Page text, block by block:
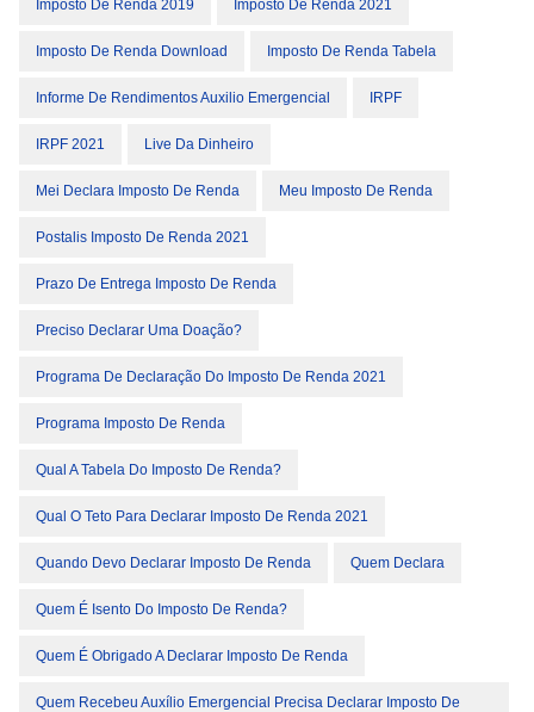
Imposto De Renda 2019 Imposto De Renda 2021
Imposto De Renda Download Imposto De Renda Tabela
Informe De Rendimentos Auxilio Emergencial IRPF
IRPF 2021 Live Da Dinheiro
Mei Declara Imposto De Renda Meu Imposto De Renda
Postalis Imposto De Renda 2021
Prazo De Entrega Imposto De Renda
Preciso Declarar Uma Doação?
Programa De Declaração Do Imposto De Renda 2021
Programa Imposto De Renda
Qual A Tabela Do Imposto De Renda?
Qual O Teto Para Declarar Imposto De Renda 2021
Quando Devo Declarar Imposto De Renda Quem Declara
Quem É Isento Do Imposto De Renda?
Quem É Obrigado A Declarar Imposto De Renda
Quem Recebeu Auxílio Emergencial Precisa Declarar Imposto De